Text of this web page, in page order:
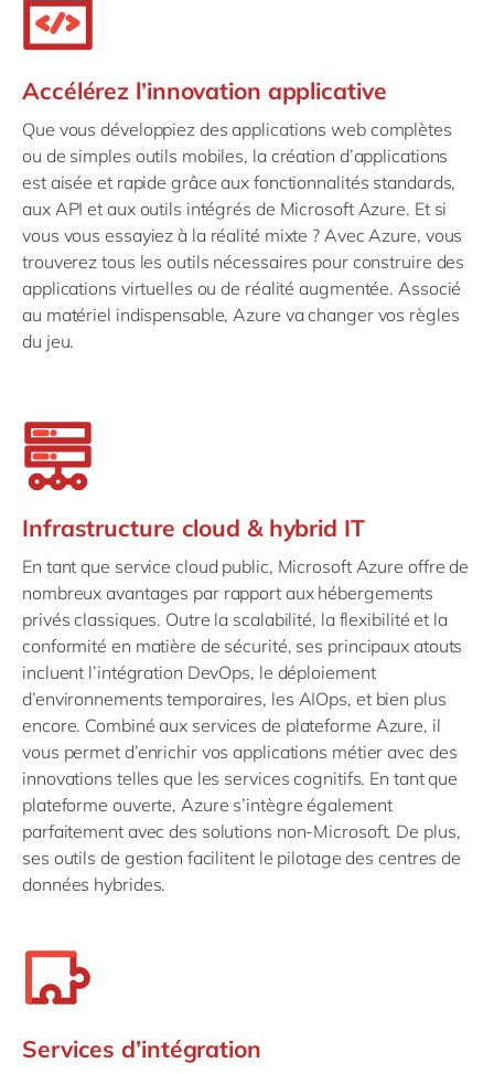
Accélérez l’innovation applicative
Que vous développiez des applications web complètes
ou de simples outils mobiles, la création d’applications
est aisée et rapide grâce aux fonctionnalités standards,
aux API et aux outils intégrés de Microsoft Azure. Et si
vous vous essayiez à la réalité mixte ? Avec Azure, vous
trouverez tous les outils nécessaires pour construire des
applications virtuelles ou de réalité augmentée. Associé
au matériel indispensable, Azure va changer vos règles
du jeu.
Infrastructure cloud & hybrid IT
En tant que service cloud public, Microsoft Azure offre de
nombreux avantages par rapport aux hébergements
privés classiques. Outre la scalabilité, la flexibilité et la
conformité en matière de sécurité, ses principaux atouts
incluent l’intégration DevOps, le déploiement
d’environnements temporaires, les AIOps, et bien plus
encore. Combiné aux services de plateforme Azure, il
vous permet d’enrichir vos applications métier avec des
innovations telles que les services cognitifs. En tant que
plateforme ouverte, Azure s’intègre également
parfaitement avec des solutions non-Microsoft. De plus,
ses outils de gestion facilitent le pilotage des centres de
données hybrides.
Services d’intégration